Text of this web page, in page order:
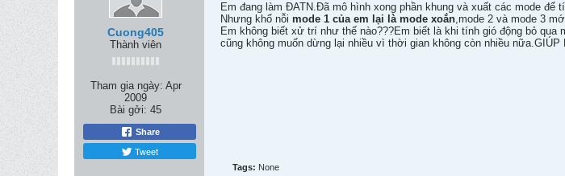
Cuong405
Thành viên
Tham gia ngày: Apr
2009
Bài gởi: 45
Share
Tweet
Em đang làm ĐATN.Đã mô hình xong phần khung và xuất các mode
Nhưng khổ nỗi mode 1 của em lại là mode xoắn,mode 2 và mode 3
Em không biết xử trí như thế nào???Em biết là khi tính gió động bỏ qua
cũng không muốn dừng lại nhiều vì thời gian không còn nhiều nữa.GIÚP
Tags: None